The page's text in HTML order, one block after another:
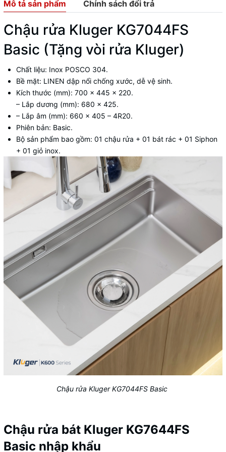
Mô tả sản phẩm Chính sách đổi trả
Chậu rửa Kluger KG7044FS
Basic (Tặng vòi rửa Kluger)
Chất liệu: Inox POSCO 304.
Bề mặt: LINEN dập nổi chống xước, dễ vệ sinh.
Kích thước (mm): 700 x 445 x 220.
– Lắp dương (mm): 680 x 425.
– Lắp âm (mm): 660 x 405 – 4R20.
Phiên bản: Basic.
Bộ sản phẩm bao gồm: 01 chậu rửa + 01 bát rác + 01 Siphon
+ 01 giỏ inox.
Chậu rửa Kluger KG7044FS Basic
Chậu rửa bát Kluger KG7644FS
Basic nhập khẩu